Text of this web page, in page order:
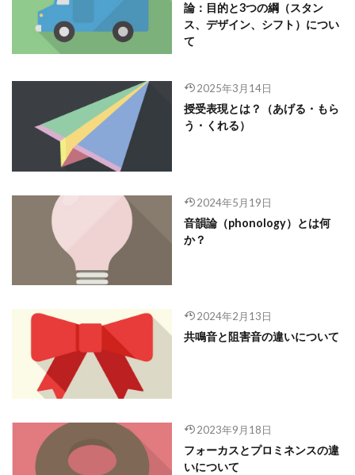
論：目的と3つの綱（スタン
ス、デザイン、シフト）につい
て
2025年3月14日
授受表現とは？（あげる・もら
う・くれる）
2024年5月19日
音韻論（phonology）とは何
か？
2024年2月13日
共鳴音と阻害音の違いについて
2023年9月18日
フォーカスとプロミネンスの違
いについて